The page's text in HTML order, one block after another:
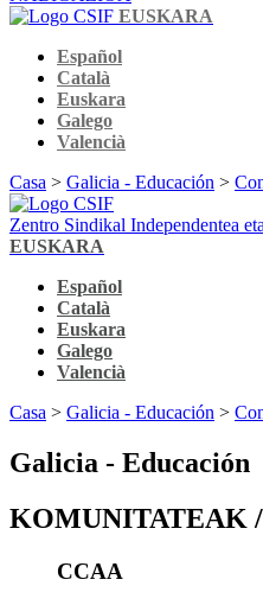
EUSKARA
Español
Català
Euskara
Galego
Valencià
Casa > Galicia - Educación >
Zentro Sindikal Independentea
EUSKARA
Español
Català
Euskara
Galego
Valencià
Casa > Galicia - Educación >
Galicia - Educación
KOMUNITATEAK
CCAA